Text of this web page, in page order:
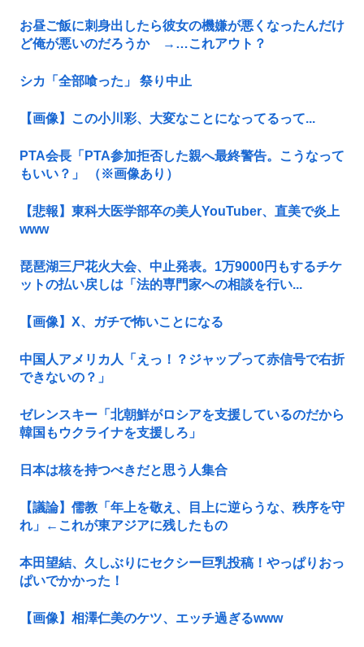
お昼ご飯に刺身出したら彼女の機嫌が悪くなったんだけ
ど俺が悪いのだろうか →…これアウト？
シカ「全部喰った」 祭り中止
【画像】この小川彩、大変なことになってるって...
PTA会長「PTA参加拒否した親へ最終警告。こうなって
もいい？」 （※画像あり）
【悲報】東科大医学部卒の美人YouTuber、直美で炎上
www
琵琶湖三尸花火大会、中止発表。1万9000円もするチケ
ットの払い戻しは「法的専門家への相談を行い...
【画像】X、ガチで怖いことになる
中国人アメリカ人「えっ！？ジャップって赤信号で右折
できないの？」
ゼレンスキー「北朝鮮がロシアを支援しているのだから
韓国もウクライナを支援しろ」
日本は核を持つべきだと思う人集合
【議論】儒教「年上を敬え、目上に逆らうな、秩序を守
れ」←これが東アジアに残したもの
本田望結、久しぶりにセクシー巨乳投稿！やっぱりおっ
ぱいでかかった！
【画像】相澤仁美のケツ、エッチ過ぎるwww